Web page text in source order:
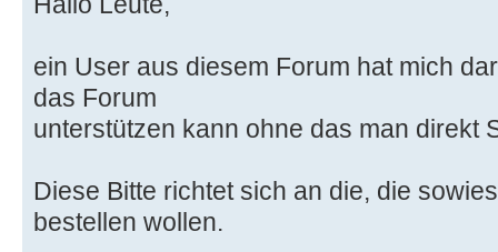
ein User aus diesem Forum hat mich
das Forum
unterstützen kann ohne das man direkt
Diese Bitte richtet sich an die, die
bestellen wollen.